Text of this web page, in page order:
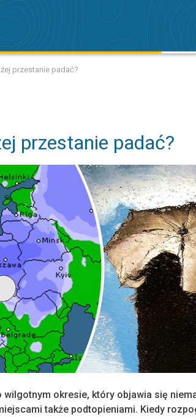
przestanie padać?
przestanie padać?
wilgotnym okresie, który objawia się
także podtopieniami. Kiedy